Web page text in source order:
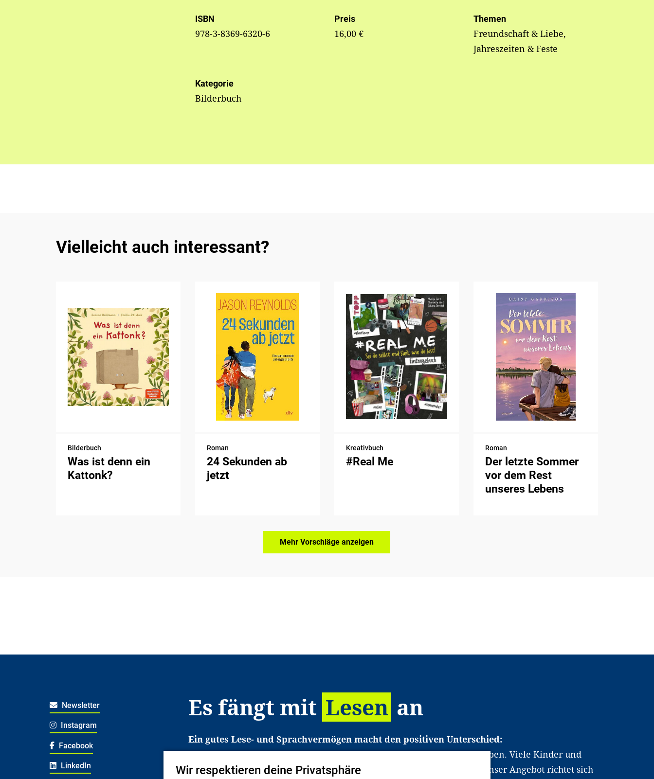
ISBN
978-3-8369-6320-6
Preis
16,00 €
Themen
Freundschaft & Liebe,
Jahreszeiten & Feste
Kategorie
Bilderbuch
Vielleicht auch interessant?
Bilderbuch
Was ist denn ein
Kattonk?
Roman
24 Sekunden ab
jetzt
Kreativbuch
#Real Me
Roman
Der letzte Sommer
vor dem Rest
unseres Lebens
Mehr Vorschläge anzeigen
Newsletter
Instagram
Facebook
LinkedIn
Es fängt mit Lesen an
Ein gutes Lese- und Sprachvermögen macht den positiven Unterschied:
Es erleichtert den Zugang zu Bildung und einem erfolgreichen Berufsleben. Viele Kinder und
Jugendliche in Deutschland haben aber große Schwierigkeiten dabei. Unser Angebot richtet sich
Wir respektieren deine Privatsphäre